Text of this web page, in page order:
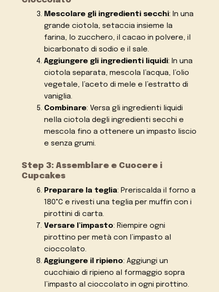
Mescolare gli ingredienti secchi: In una
grande ciotola, setaccia insieme la
farina, lo zucchero, il cacao in polvere, il
bicarbonato di sodio e il sale.
Aggiungere gli ingredienti liquidi: In una
ciotola separata, mescola l’acqua, l’olio
vegetale, l’aceto di mele e l’estratto di
vaniglia.
Combinare: Versa gli ingredienti liquidi
nella ciotola degli ingredienti secchi e
mescola fino a ottenere un impasto liscio
e senza grumi.
Step 3: Assemblare e Cuocere i
Cupcakes
Preparare la teglia: Preriscalda il forno a
180°C e rivesti una teglia per muffin con i
pirottini di carta.
Versare l’impasto: Riempire ogni
pirottino per metà con l’impasto al
cioccolato.
Aggiungere il ripieno: Aggiungi un
cucchiaio di ripieno al formaggio sopra
l’impasto al cioccolato in ogni pirottino.